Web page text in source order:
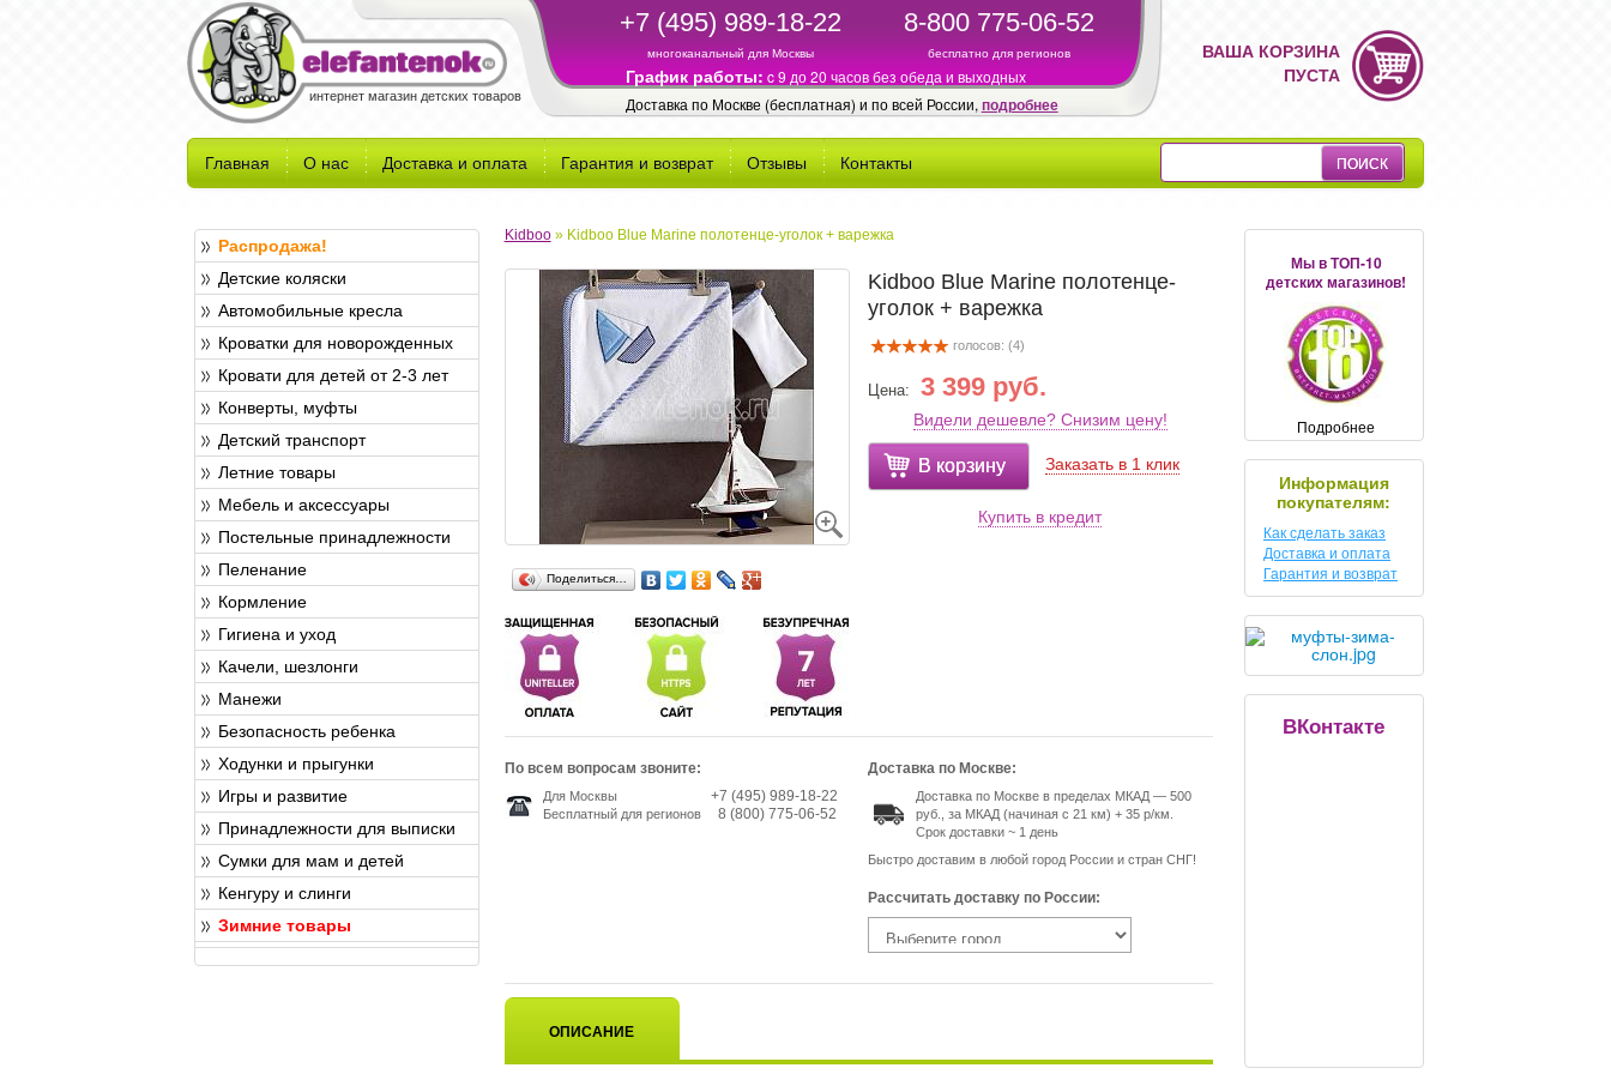
интернет магазин детских товаров
+7 (495) 989-18-22
многоканальный для Москвы
8-800 775-06-52
бесплатно для регионов
График работы: c 9 до 20 часов без обеда и выходных
Доставка по Москве (бесплатная) и по всей России, подробнее
ВАША КОРЗИНА
ПУСТА
Главная О нас Доставка и оплата Гарантия и возврат Отзывы Контакты
Распродажа!
Детские коляски
Автомобильные кресла
Кроватки для новорожденных
Кровати для детей от 2-3 лет
Конверты, муфты
Детский транспорт
Летние товары
Мебель и аксессуары
Постельные принадлежности
Пеленание
Кормление
Гигиена и уход
Качели, шезлонги
Манежи
Безопасность ребенка
Ходунки и прыгунки
Игры и развитие
Принадлежности для выписки
Сумки для мам и детей
Кенгуру и слинги
Зимние товары
Kidboo» Kidboo Blue Marine полотенце-уголок + варежка
Поделиться…
Kidboo Blue Marine полотенце-
уголок + варежка
голосов: (4)
Цена: 3 399 руб.
Видели дешевле? Снизим цену!
В корзину Заказать в 1 клик
Купить в кредит
По всем вопросам звоните:
Для Москвы
Бесплатный для регионов
+7 (495) 989-18-22
8 (800) 775-06-52
Доставка по Москве:
Доставка по Москве в пределах МКАД — 500
руб., за МКАД (начиная с 21 км) + 35 р/км.
Срок доставки ~ 1 день
Быстро доставим в любой город России и стран СНГ!
Рассчитать доставку по России:
ОПИСАНИЕ
Мы в ТОП-10
детских магазинов!
Подробнее
Информация
покупателям:
Как сделать заказ
Доставка и оплата
Гарантия и возврат
ВКонтакте